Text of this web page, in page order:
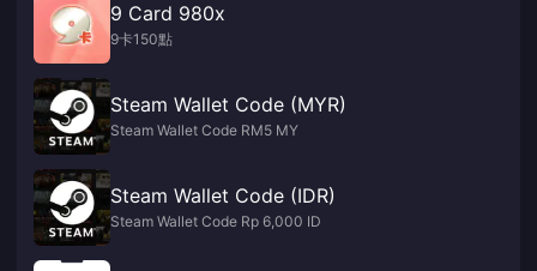
9 Card 980x
9卡150點
Steam Wallet Code (MYR)
Steam Wallet Code RM5 MY
Steam Wallet Code (IDR)
Steam Wallet Code Rp 6,000 ID